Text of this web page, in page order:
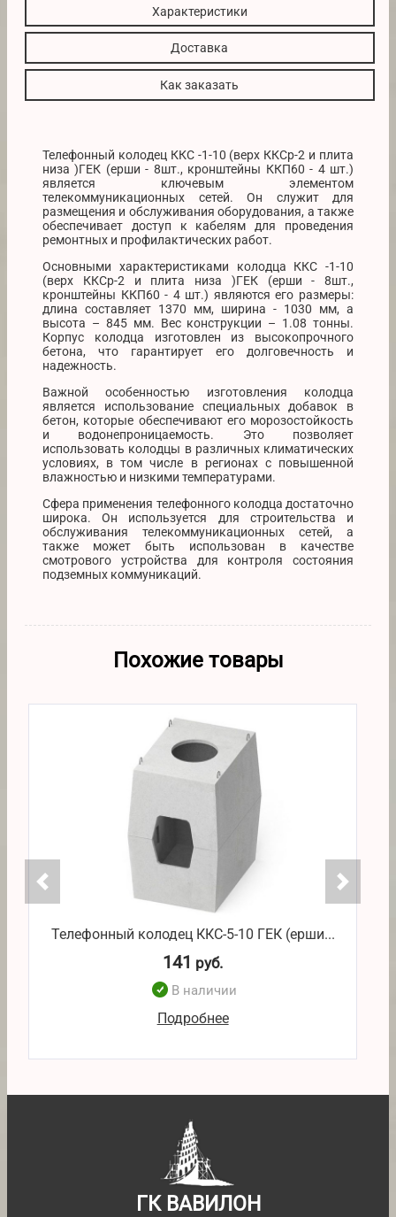
Характеристики
Доставка
Как заказать
Телефонный колодец ККС -1-10 (верх ККСр-2 и плита
низа )ГЕК (ерши - 8шт., кронштейны ККП60 - 4 шт.)
является ключевым элементом
телекоммуникационных сетей. Он служит для
размещения и обслуживания оборудования, а также
обеспечивает доступ к кабелям для проведения
ремонтных и профилактических работ.
Основными характеристиками колодца ККС -1-10
(верх ККСр-2 и плита низа )ГЕК (ерши - 8шт.,
кронштейны ККП60 - 4 шт.) являются его размеры:
длина составляет 1370 мм, ширина - 1030 мм, а
высота – 845 мм. Вес конструкции – 1.08 тонны.
Корпус колодца изготовлен из высокопрочного
бетона, что гарантирует его долговечность и
надежность.
Важной особенностью изготовления колодца
является использование специальных добавок в
бетон, которые обеспечивают его морозостойкость
и водонепроницаемость. Это позволяет
использовать колодцы в различных климатических
условиях, в том числе в регионах с повышенной
влажностью и низкими температурами.
Сфера применения телефонного колодца достаточно
широка. Он используется для строительства и
обслуживания телекоммуникационных сетей, а
также может быть использован в качестве
смотрового устройства для контроля состояния
подземных коммуникаций.
Похожие товары
Телефонный колодец ККС-5-10 ГЕК (ерши...
141 руб.
В наличии
Подробнее
ГК ВАВИЛОН